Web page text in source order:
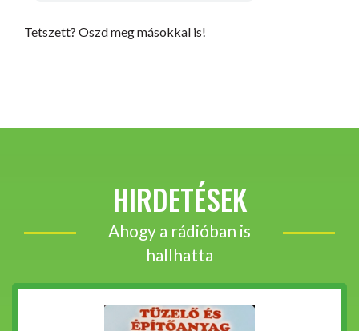
Tetszett? Oszd meg másokkal is!
HIRDETÉSEK
Ahogy a rádióban is
hallhatta